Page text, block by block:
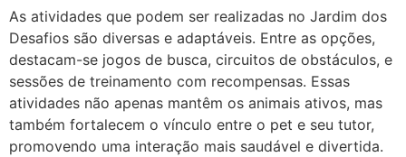
As atividades que podem ser realizadas no Jardim dos
Desafios são diversas e adaptáveis. Entre as opções,
destacam-se jogos de busca, circuitos de obstáculos, e
sessões de treinamento com recompensas. Essas
atividades não apenas mantêm os animais ativos, mas
também fortalecem o vínculo entre o pet e seu tutor,
promovendo uma interação mais saudável e divertida.